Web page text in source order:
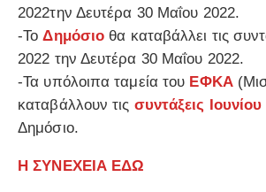
2022την Δευτέρα 30 Μαΐου 2022.
-ΤοΔημόσιο θα καταβάλλει τις
2022 την Δευτέρα 30 Μαΐου 2022.
-Τα υπόλοιπα ταμεία του ΕΦΚΑ
καταβάλλουν τις συντάξεις
Δημόσιο.
Η ΣΥΝΕΧΕΙΑ ΕΔΩ